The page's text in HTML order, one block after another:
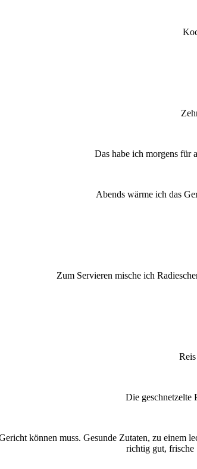
Das habe ich morgens für
Abends wärme ich das
Zum Servieren mische ich
Die geschnetzelte
können muss. Gesunde Zutaten, zu
richtig gut, frische